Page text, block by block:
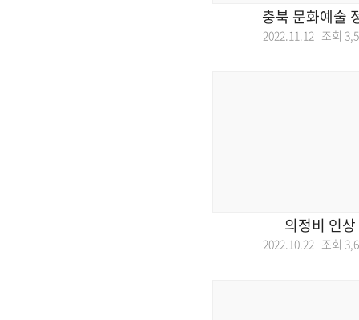
충북 문화예술
2022.11.12 조회
의정비 인
2022.10.22 조회